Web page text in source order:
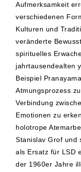
Aufmerksamkeit
verschiedenen
Kulturen und
veränderte
spirituelles
jahrtausendealten
Beispiel
Atmungsprozess
Verbindung
Emotionen zu
holotrope
Stanislav Grof und
als Ersatz für LSD
der 1960er Jahre